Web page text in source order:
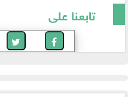
تابعنا على